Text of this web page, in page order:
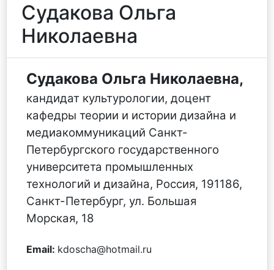
Судакова Ольга
Николаевна
Судакова Ольга Николаевна,
кандидат культурологии, доцент
кафедры теории и истории дизайна и
медиакоммуникаций Санкт-
Петербургского государственного
университета промышленных
технологий и дизайна, Россия, 191186,
Санкт-Петербург, ул. Большая
Морская, 18
Email: kdoscha@hotmail.ru